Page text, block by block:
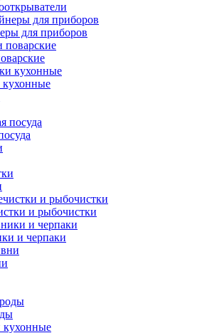
для приборов
и рыбочистки
и черпаки